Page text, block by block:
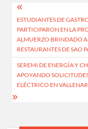
Navegación
de
entradas
ESTUDIANTES DE
PARTICIPARON EN LA
ALMUERZO BRINDADO A
RESTAURANTES DE SAO
SEREMI DE ENERGÍA Y
APOYANDO
ELÉCTRICO EN VALLENAR